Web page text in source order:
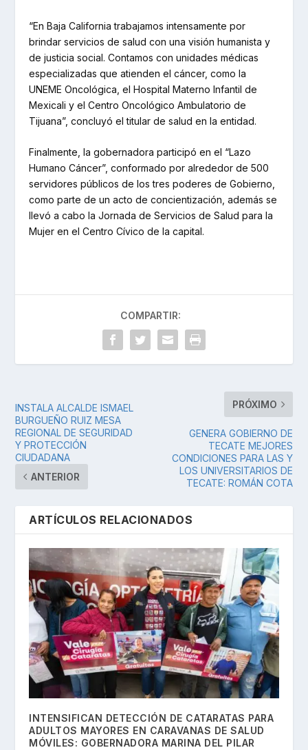
“En Baja California trabajamos intensamente por
brindar servicios de salud con una visión humanista y
de justicia social. Contamos con unidades médicas
especializadas que atienden el cáncer, como la
UNEME Oncológica, el Hospital Materno Infantil de
Mexicali y el Centro Oncológico Ambulatorio de
Tijuana”, concluyó el titular de salud en la entidad.
Finalmente, la gobernadora participó en el “Lazo
Humano Cáncer”, conformado por alrededor de 500
servidores públicos de los tres poderes de Gobierno,
como parte de un acto de concientización, además se
llevó a cabo la Jornada de Servicios de Salud para la
Mujer en el Centro Cívico de la capital.
COMPARTIR:
INSTALA ALCALDE ISMAEL
BURGUEÑO RUIZ MESA
REGIONAL DE SEGURIDAD
Y PROTECCIÓN
CIUDADANA
ANTERIOR
PRÓXIMO
GENERA GOBIERNO DE
TECATE MEJORES
CONDICIONES PARA LAS Y
LOS UNIVERSITARIOS DE
TECATE: ROMÁN COTA
ARTÍCULOS RELACIONADOS
INTENSIFICAN DETECCIÓN DE CATARATAS PARA
ADULTOS MAYORES EN CARAVANAS DE SALUD
MÓVILES: GOBERNADORA MARINA DEL PILAR